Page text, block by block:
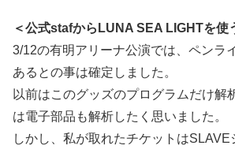
＜公式stafからLUNA SEA LIGHTを使
3/12の有明アリーナ公演では、ペンラ
あるとの事は確定しました。
以前はこのグッズのプログラムだけ解
は電子部品も解析したく思いました。
しかし、私が取れたチケットはSLAVE